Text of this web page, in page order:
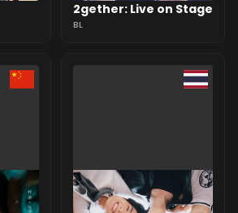
2gether: Live on Stage
BL